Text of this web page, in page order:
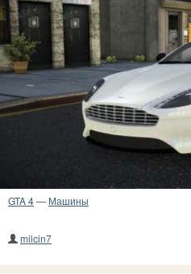
GTA 4— Машины
milcin7